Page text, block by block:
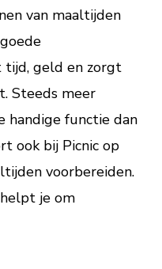
van maaltijden
tijd, geld en zorgt
Steeds meer
handige functie dan
ook bij Picnic op
voorbereiden.
je om